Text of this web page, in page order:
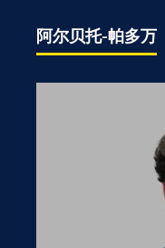
阿尔贝托-帕多万